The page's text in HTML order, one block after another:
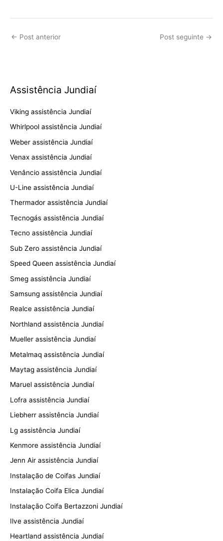
← Post anterior Post seguinte →
Assistência Jundiaí
Viking assistência Jundiaí
Whirlpool assistência Jundiaí
Weber assistência Jundiaí
Venax assistência Jundiaí
Venâncio assistência Jundiaí
U-Line assistência Jundiaí
Thermador assistência Jundiaí
Tecnogás assistência Jundiaí
Tecno assistência Jundiaí
Sub Zero assistência Jundiaí
Speed Queen assistência Jundiaí
Smeg assistência Jundiaí
Samsung assistência Jundiaí
Realce assistência Jundiaí
Northland assistência Jundiaí
Mueller assistência Jundiaí
Metalmaq assistência Jundiaí
Maytag assistência Jundiaí
Maruel assistência Jundiaí
Lofra assistência Jundiaí
Liebherr assistência Jundiaí
Lg assistência Jundiaí
Kenmore assistência Jundiaí
Jenn Air assistência Jundiaí
Instalação de Coifas Jundiaí
Instalação Coifa Elica Jundiaí
Instalação Coifa Bertazzoni Jundiaí
Ilve assistência Jundiaí
Heartland assistência Jundiaí